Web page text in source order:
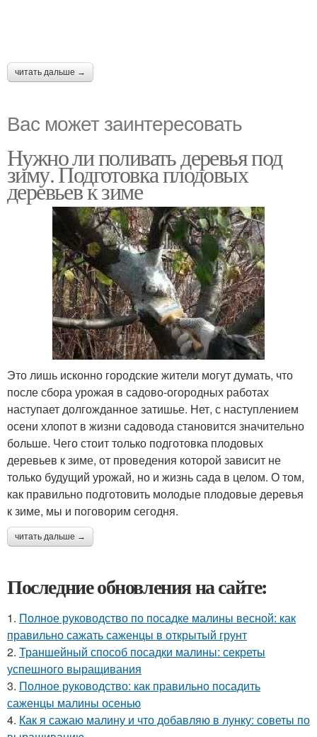
читать дальше →
Вас может заинтересовать
Нужно ли поливать деревья под
зиму. Подготовка плодовых
деревьев к зиме
Это лишь исконно городские жители могут думать, что
после сбора урожая в садово-огородных работах
наступает долгожданное затишье. Нет, с наступлением
осени хлопот в жизни садовода становится значительно
больше. Чего стоит только подготовка плодовых
деревьев к зиме, от проведения которой зависит не
только будущий урожай, но и жизнь сада в целом. О том,
как правильно подготовить молодые плодовые деревья
к зиме, мы и поговорим сегодня.
читать дальше →
Последние обновления на сайте:
1. Полное руководство по посадке малины весной: как
правильно сажать саженцы в открытый грунт
2. Траншейный способ посадки малины: секреты
успешного выращивания
3. Полное руководство: как правильно посадить
саженцы малины осенью
4. Как я сажаю малину и что добавляю в лунку: советы по